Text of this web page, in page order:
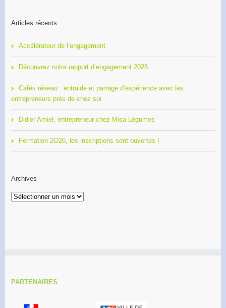
Articles récents
Accélérateur de l’engagement
Découvrez notre rapport d’engagement 2025
Cafés réseau : entraide et partage d’expérience avec les
entrepreneurs près de chez soi
Didier Amiel, entrepreneur chez Misa Légumes
Formation 2O26, les inscriptions sont ouvertes !
Archives
Archives
PARTENAIRES